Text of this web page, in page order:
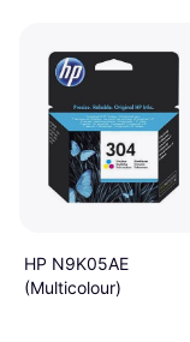
HP N9K05AE
(Multicolour)